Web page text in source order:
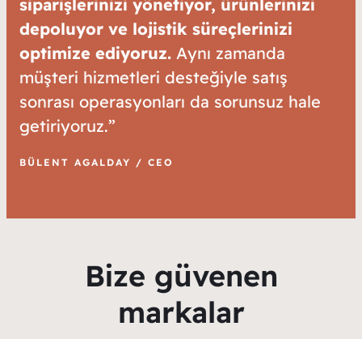
siparişlerinizi yönetiyor, ürünlerinizi
depoluyor ve lojistik süreçlerinizi
optimize ediyoruz. Aynı zamanda
müşteri hizmetleri desteğiyle satış
sonrası operasyonları da sorunsuz hale
getiriyoruz.”
BÜLENT AGALDAY / CEO
Bize güvenen
markalar